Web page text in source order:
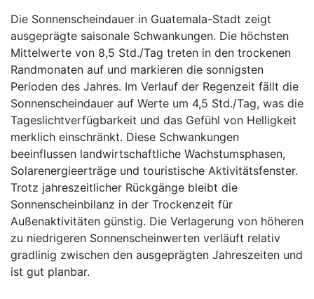
Die Sonnenscheindauer in Guatemala-Stadt zeigt
ausgeprägte saisonale Schwankungen. Die höchsten
Mittelwerte von 8,5 Std./Tag treten in den trockenen
Randmonaten auf und markieren die sonnigsten
Perioden des Jahres. Im Verlauf der Regenzeit fällt die
Sonnenscheindauer auf Werte um 4,5 Std./Tag, was die
Tageslichtverfügbarkeit und das Gefühl von Helligkeit
merklich einschränkt. Diese Schwankungen
beeinflussen landwirtschaftliche Wachstumsphasen,
Solarenergieerträge und touristische Aktivitätsfenster.
Trotz jahreszeitlicher Rückgänge bleibt die
Sonnenscheinbilanz in der Trockenzeit für
Außenaktivitäten günstig. Die Verlagerung von höheren
zu niedrigeren Sonnenscheinwerten verläuft relativ
gradlinig zwischen den ausgeprägten Jahreszeiten und
ist gut planbar.